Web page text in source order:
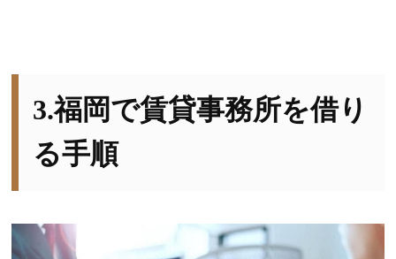
3.福岡で賃貸事務所を借り
る手順